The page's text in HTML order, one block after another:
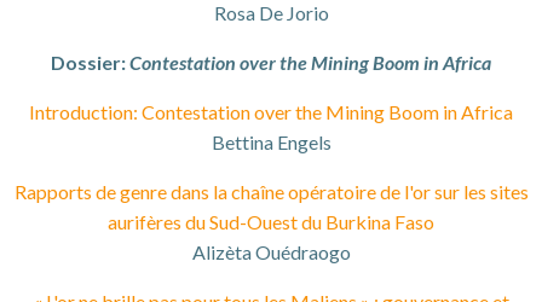
Rosa De Jorio
Dossier:Contestation over the Mining Boom in Africa
Introduction: Contestation over the Mining Boom in Africa
Bettina Engels
Rapports de genre dans la chaîne opératoire de l'or sur les sites
aurifères du Sud-Ouest du Burkina Faso
Alizèta Ouédraogo